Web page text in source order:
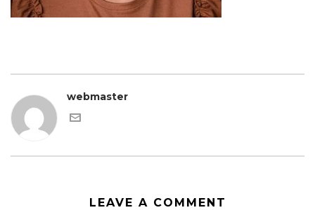
webmaster
LEAVE A COMMENT